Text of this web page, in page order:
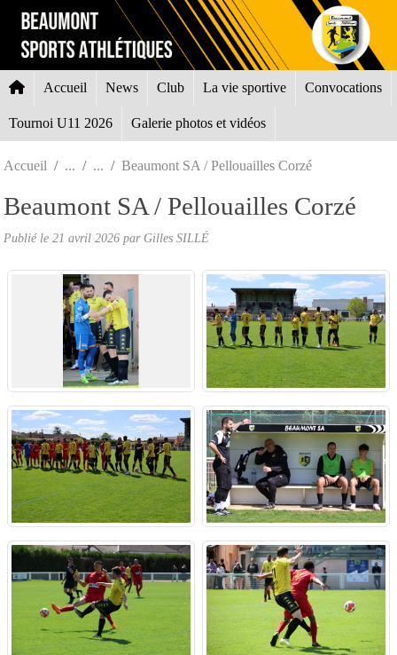
Accueil News Club La vie sportive Convocations
Tournoi U11 2026 Galerie photos et vidéos
Accueil Beaumont SA / Pellouailles Corzé
Beaumont SA / Pellouailles Corzé
Publié le 21 avril 2026 par Gilles SILLÉ
Panneau de gestion des cookies